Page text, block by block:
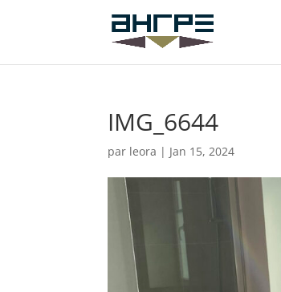
IMG_6644
par leora | Jan 15, 2024